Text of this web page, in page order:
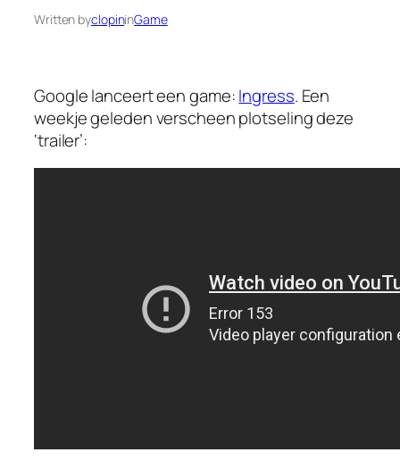
Written byclopininGame
Google lanceert een game:Ingress. Een
weekje geleden verscheen plotseling deze
‘trailer’: